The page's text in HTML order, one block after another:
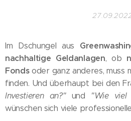
Im Dschungel aus
nachhaltige Geldanlagen, ob
Fondsoder ganz anderes, muss
finden. Und überhaupt bei den
Investieren an?"und
"Wie viel
wünschen sich viele